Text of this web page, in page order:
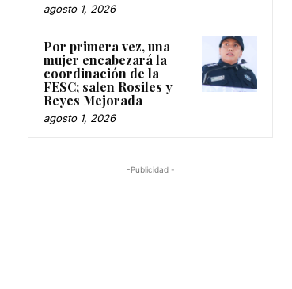
agosto 1, 2026
Por primera vez, una
mujer encabezará la
coordinación de la
FESC; salen Rosiles y
Reyes Mejorada
agosto 1, 2026
-Publicidad -